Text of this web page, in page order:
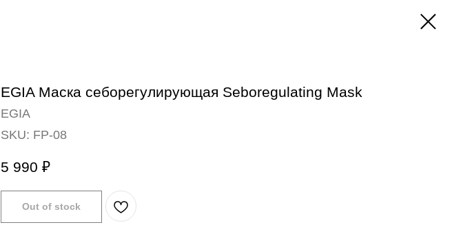
EGIA Маска себорегулирующая Seboregulating Mask
EGIA
SKU: FP-08
5 990 ₽
Out of stock